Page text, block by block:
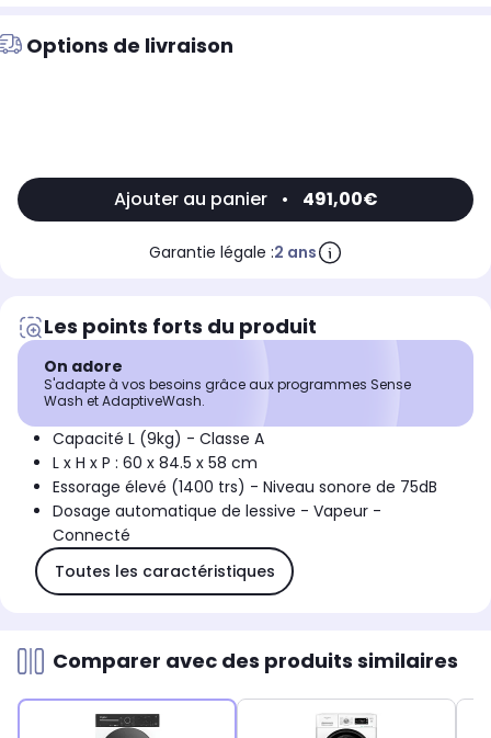
Options de livraison
Ajouter au panier • 491,00€
Garantie légale :2 ans
Les points forts du produit
On adore
S'adapte à vos besoins grâce aux programmes Sense
Wash et AdaptiveWash.
Capacité L (9kg) - Classe A
L x H x P : 60 x 84.5 x 58 cm
Essorage élevé (1400 trs) - Niveau sonore de 75dB
Dosage automatique de lessive - Vapeur -
Connecté
Toutes les caractéristiques
Comparer avec des produits similaires